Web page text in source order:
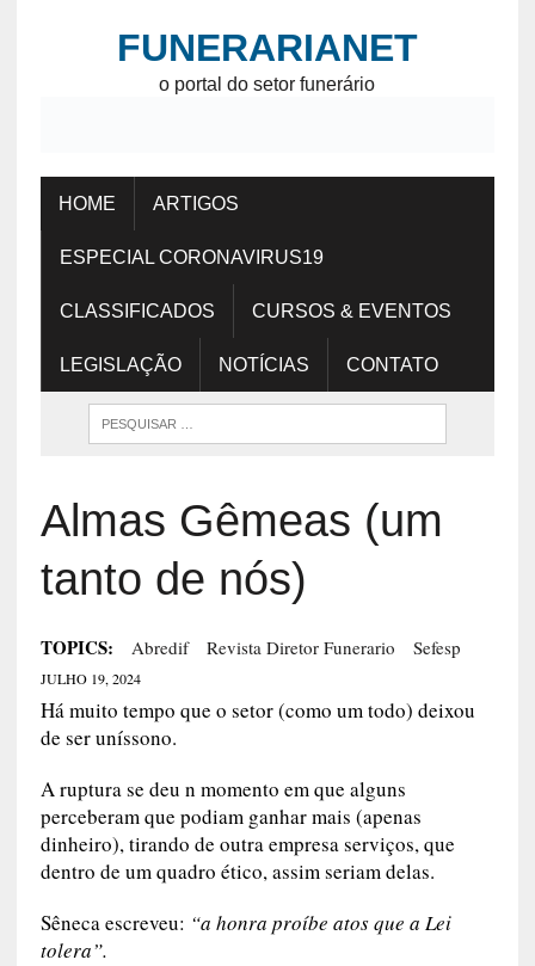
FUNERARIANET
o portal do setor funerário
HOME ARTIGOS
ESPECIAL CORONAVIRUS19
CLASSIFICADOS CURSOS & EVENTOS
LEGISLAÇÃO NOTÍCIAS CONTATO
Almas Gêmeas (um
tanto de nós)
TOPICS: Abredif Revista Diretor Funerario Sefesp
JULHO 19, 2024
Há muito tempo que o setor (como um todo) deixou
de ser uníssono.
A ruptura se deu n momento em que alguns
perceberam que podiam ganhar mais (apenas
dinheiro), tirando de outra empresa serviços, que
dentro de um quadro ético, assim seriam delas.
Sêneca escreveu: “a honra proíbe atos que a Lei
tolera”.